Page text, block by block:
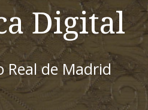
Digital
Real de Madrid